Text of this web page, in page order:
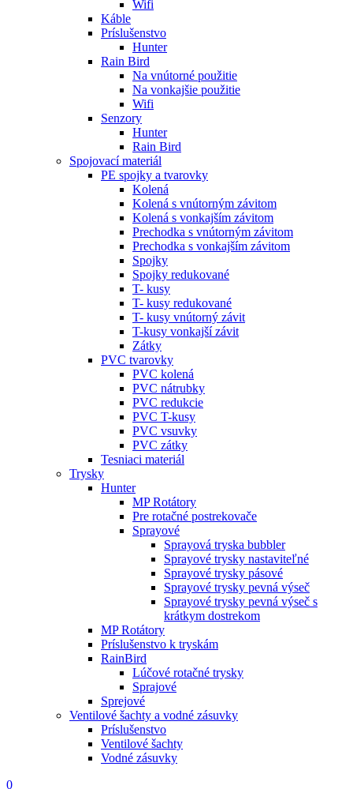
Wifi
Káble
Príslušenstvo
Hunter
Rain Bird
Na vnútorné použitie
Na vonkajšie použitie
Wifi
Senzory
Hunter
Rain Bird
Spojovací materiál
PE spojky a tvarovky
Kolená
Kolená s vnútorným závitom
Kolená s vonkajším závitom
Prechodka s vnútorným závitom
Prechodka s vonkajším závitom
Spojky
Spojky redukované
T- kusy
T- kusy redukované
T- kusy vnútorný závit
T-kusy vonkajší závit
Zátky
PVC tvarovky
PVC kolená
PVC nátrubky
PVC redukcie
PVC T-kusy
PVC vsuvky
PVC zátky
Tesniaci materiál
Trysky
Hunter
MP Rotátory
Pre rotačné postrekovače
Sprayové
Sprayová tryska bubbler
Sprayové trysky nastaviteľné
Sprayové trysky pásové
Sprayové trysky pevná výseč
Sprayové trysky pevná výseč s
krátkym dostrekom
MP Rotátory
Príslušenstvo k tryskám
RainBird
Lúčové rotačné trysky
Sprajové
Sprejové
Ventilové šachty a vodné zásuvky
Príslušenstvo
Ventilové šachty
Vodné zásuvky
0